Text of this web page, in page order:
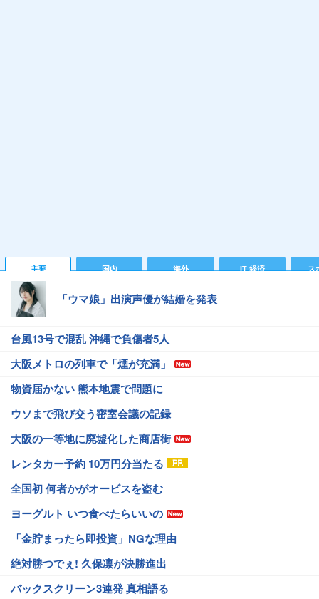
主要 国内 海外 IT 経済 ス
「ウマ娘」出演声優が結婚を発表
台風13号で混乱 沖縄で負傷者5人
大阪メトロの列車で「煙が充満」
物資届かない 熊本地震で問題に
ウソまで飛び交う密室会議の記録
大阪の一等地に廃墟化した商店街
レンタカー予約 10万円分当たる
全国初 何者かがオービスを盗む
ヨーグルト いつ食べたらいいの
「金貯まったら即投資」NGな理由
絶対勝つでぇ! 久保凛が決勝進出
バックスクリーン3連発 真相語る